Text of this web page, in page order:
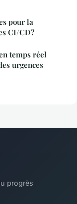
pour la
CI/CD?
temps réel
urgences
progrès